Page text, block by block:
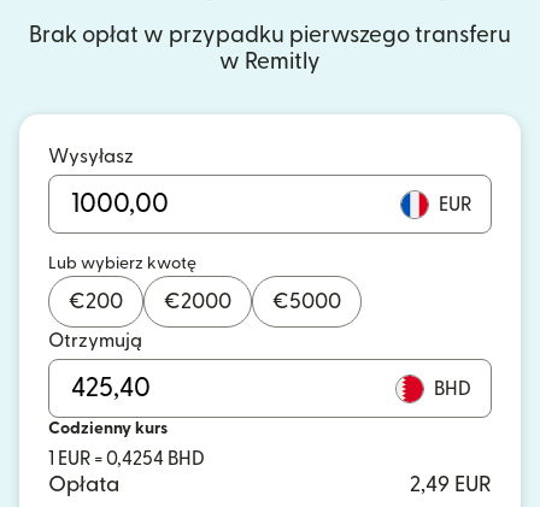
Brak opłat w przypadku pierwszego transferu
w Remitly
Wysyłasz
EUR
Lub wybierz kwotę
€200 €2000 €5000
Otrzymują
BHD
Codzienny kurs
1 EUR = 0,4254 BHD
Opłata
2,49 EUR